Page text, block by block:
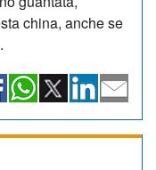
china, anche se